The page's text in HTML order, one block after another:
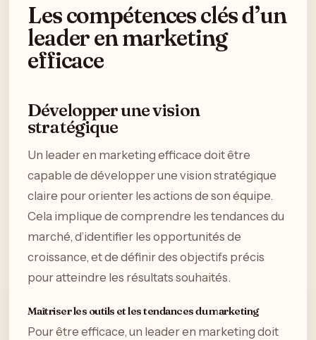
Les compétences clés d’un
leader en marketing
efficace
Développer une vision
stratégique
Un leader en marketing efficace doit être
capable de développer une vision stratégique
claire pour orienter les actions de son équipe.
Cela implique de comprendre les tendances du
marché, d’identifier les opportunités de
croissance, et de définir des objectifs précis
pour atteindre les résultats souhaités.
Maîtriser les outils et les tendances du marketing
Pour être efficace, un leader en marketing doit